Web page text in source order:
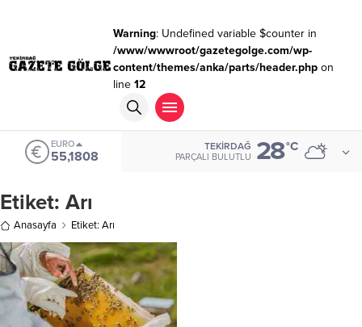
Warning: Undefined variable $counter in
/www/wwwroot/gazetegolge.com/wp-
content/themes/anka/parts/header.phpon
line 12
EURO
55,1808
TEKIRDAĞ
PARÇALI BULUTLU 28°C
Etiket: Arı
Anasayfa Etiket: Arı